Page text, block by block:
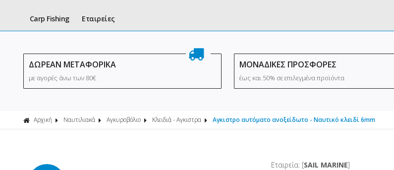
Carp Fishing Εταιρείες
ΔΩΡΕΑΝ ΜΕΤΑΦΟΡΙΚΑ
με αγορές άνω των 80€
ΜΟΝΑΔΙΚΕΣ ΠΡΟΣΦΟΡΕΣ
έως και 50% σε επιλεγμένα προϊόντα
Αρχική Ναυτιλιακά Αγκυροβόλιο Κλειδιά - Αγκιστρα Αγκιστρο αυτόματο ανοξείδωτο - Ναυτικό κλειδί 6mm
Εταιρεία: [SAIL MARINE]